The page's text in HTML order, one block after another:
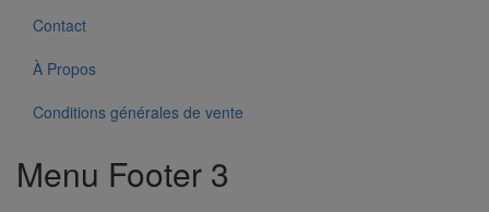
Contact
À Propos
Conditions générales de vente
Menu Footer 3